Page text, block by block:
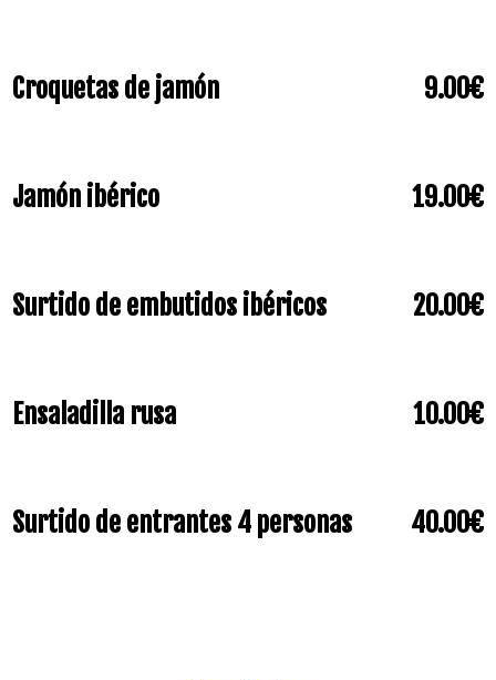
Croquetas de jamón 9.00€
Jamón ibérico 19.00€
Surtido de embutidos ibéricos 20.00€
Ensaladilla rusa 10.00€
Surtido de entrantes 4 personas 40.00€